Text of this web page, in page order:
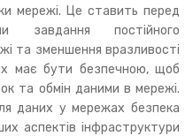
мережі. Це ставить перед
завдання постійного
та зменшення вразливості
має бути безпечною, щоб
та обмін даними в мережі.
даних у мережах безпека
аспектів інфраструктури